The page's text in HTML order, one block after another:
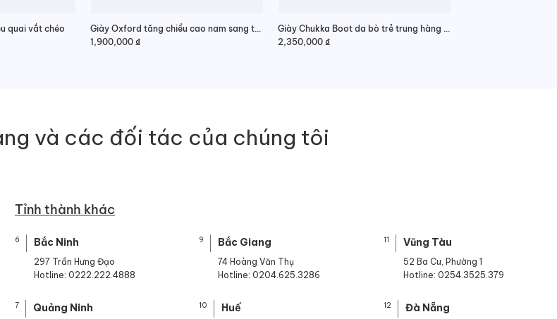
quai vắt chéo
Giày Oxford tăng chiều cao nam sang trọng
1,900,000 ₫
Giày Chukka Boot da bò trẻ trung hàng hiệu
2,350,000 ₫
và các đối tác của chúng tôi
Tỉnh thành khác
6 Bắc Ninh
297 Trần Hưng Đạo
Hotline: 0222.222.4888
7 Quảng Ninh
9 Bắc Giang
74 Hoàng Văn Thụ
Hotline: 0204.625.3286
10 Huế
11 Vũng Tàu
52 Ba Cu, Phường 1
Hotline: 0254.3525.379
12 Đà Nẵng